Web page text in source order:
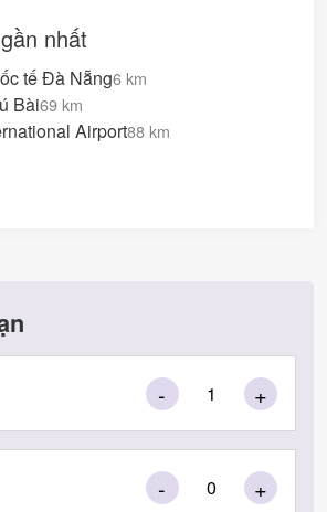
nhất
tế Đà Nẵng6 km
Bài69 km
Airport88 km
- +
- +